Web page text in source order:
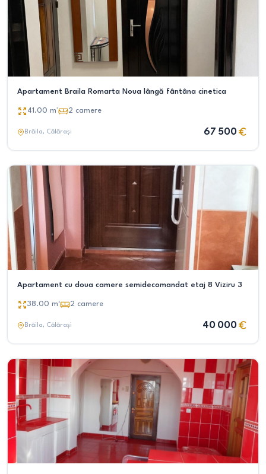
Apartament Braila Romarta Noua lângă fântâna cinetica
41.00 m² 2 camere
Brăila, Călărași 67 500
Apartament cu doua camere semidecomandat etaj 8 Viziru 3
38.00 m² 2 camere
Brăila, Călărași 40 000